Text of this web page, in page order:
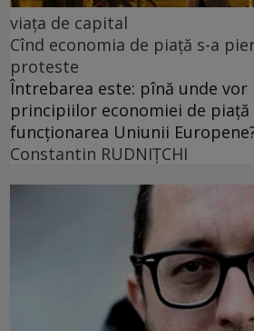
viața de capital
Cînd economia de piață s-a
proteste
Întrebarea este: pînă unde vor
principiilor economiei de piață
funcționarea Uniunii
Constantin RUDNIŢCHI